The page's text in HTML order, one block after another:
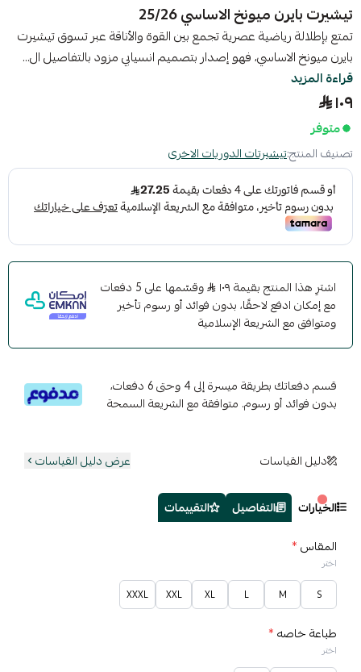
تيشيرت بايرن ميونخ الاساسي 25/26
تمتع بإطلالة رياضية عصرية تجمع بين القوة والأناقة عبر تسوق تيشيرت
بايرن ميونخ الاساسي، فهو إصدار بتصميم انسيابي مزود بالتفاصيل ال...
قراءة المزيد
١٠٩
متوفر
تصنيف المنتج:تيشيرتات الدوريات الاخرى
اشترِ هذا المنتج بقيمة ١٠٩
وقسّمها على 5 دفعات
مع إمكان ادفع لاحقًا، بدون فوائد أو رسوم تأخير
ومتوافق مع الشريعة الإسلامية
قسم دفعاتك بطريقة ميسرة إلى 4 وحتى 6 دفعات،
بدون فوائد أو رسوم. متوافقة مع الشريعة السمحة
دليل القياسات عرض دليل القياسات
الخيارات التفاصيل
التقييمات
المقاس*
اختر
S
M
L
XL
XXL
XXXL
طباعة خاصه*
اختر